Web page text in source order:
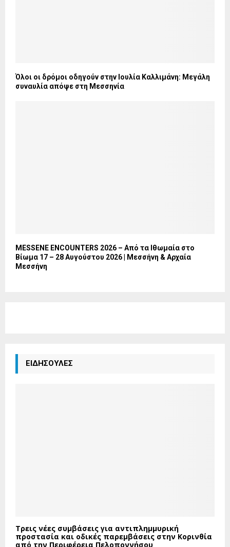
Όλοι οι δρόμοι οδηγούν στην Ιουλία Καλλιμάνη: Μεγάλη
συναυλία απόψε στη Μεσσηνία
MESSENE ENCOUNTERS 2026 – Από τα Ιθωμαία στο
Βίωμα 17 – 28 Αυγούστου 2026 | Μεσσήνη & Αρχαία
Μεσσήνη
ΕΙΔΗΣΟΥΛΕΣ
Τρεις νέες συμβάσεις για αντιπλημμυρική
προστασία και οδικές παρεμβάσεις στην Κορινθία
από την Περιφέρεια Πελοποννήσου